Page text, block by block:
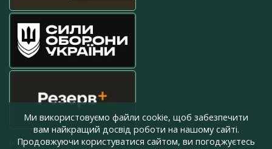
press@armyinform.com.ua
Ми використовуємо файли cookie, щоб забезпечити
вам найкращий досвід роботи на нашому сайті.
Продовжуючи користуватися сайтом, ви погоджуєтесь